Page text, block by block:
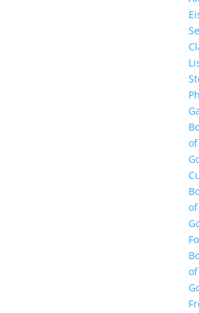
of
of
of